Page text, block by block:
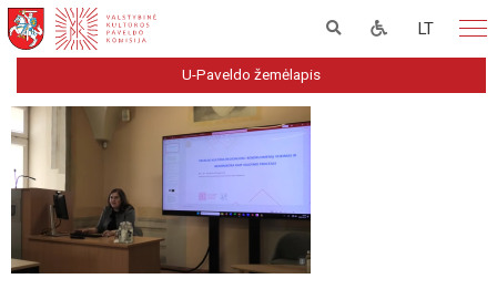
LT
U-Paveldo žemėlapis